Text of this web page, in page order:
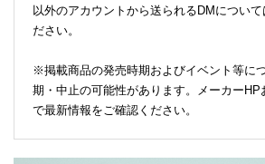
以外のアカウントから送られるDMについて
ださい。
※掲載商品の発売時期およびイベント等に
期・中止の可能性があります。メーカーHP
で最新情報をご確認ください。